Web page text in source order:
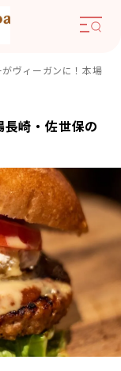
ヴィーガンに！本場
崎・佐世保の